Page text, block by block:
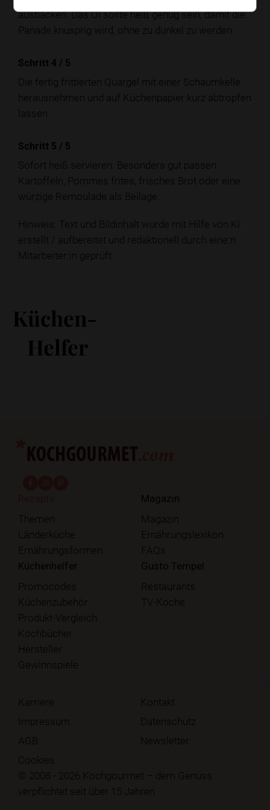
ausbacken. Das Öl sollte heiß genug sein, damit die
Panade knusprig wird, ohne zu dunkel zu werden.
Schritt 4 / 5
Die fertig frittierten Quargel mit einer Schaumkelle
herausnehmen und auf Küchenpapier kurz abtropfen
lassen.
Schritt 5 / 5
Sofort heiß servieren. Besonders gut passen
Kartoffeln, Pommes frites, frisches Brot oder eine
würzige Remoulade als Beilage.
Hinweis: Text und Bildinhalt wurde mit Hilfe von KI
erstellt / aufbereitet und redaktionell durch eine:n
Mitarbeiter:in geprüft.
Küchen-
Helfer
Themen
Länderküche
Ernährungsformen
Magazin
Magazin
Ernährungslexikon
FAQs
Küchenhelfer
Promocodes
Küchenzubehör
Produkt-Vergleich
Kochbücher
Hersteller
Gewinnspiele
Gusto Tempel
Restaurants
TV-Köche
© 2008 - 2026 Kochgourmet – dem Genuss
verpflichtet seit über 15 Jahren
Karriere
Kontakt
Impressum
Datenschutz
AGB
Newsletter
Cookies